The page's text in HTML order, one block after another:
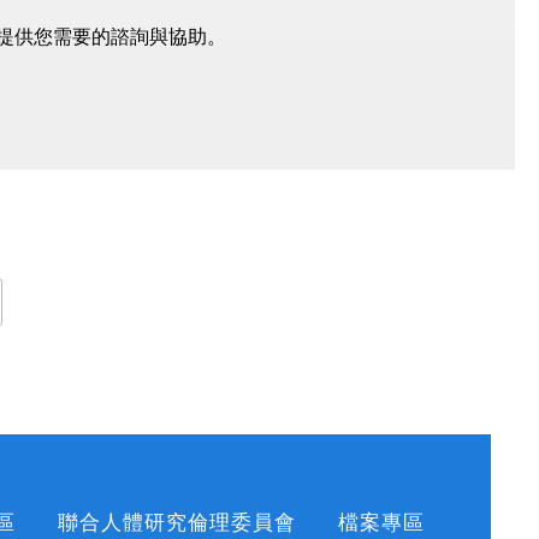
您需要的諮詢與協助。
聯合人體研究倫理委員會 檔案專區